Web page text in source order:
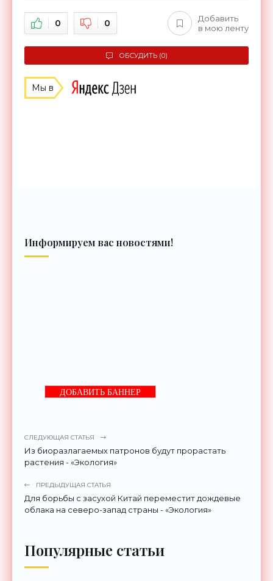
0 0
Добавить
в мою ленту
ОБСУДИТЬ (0)
Мы в
Информируем вас новостями!
ДОБАВИТЬ БАННЕР
СЛЕДУЮЩАЯ СТАТЬЯ
Из биоразлагаемых патронов будут прорастать
растения - «Экология»
ПРЕДЫДУЩАЯ СТАТЬЯ
Для борьбы с засухой Китай переместит дождевые
облака на северо-запад страны - «Экология»
Популярные статьи